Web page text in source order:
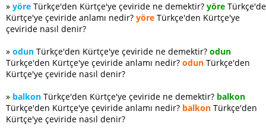
» yöre Türkçe'den Kürtçe'ye çeviride ne demektir? yöre
Kürtçe'ye çeviride anlamı nedir? yöre Türkçe'den Kürtçe'ye
çeviride nasıl denir?
» odun Türkçe'den Kürtçe'ye çeviride ne demektir? odun
Türkçe'den Kürtçe'ye çeviride anlamı nedir? odun Türkçe'den
Kürtçe'ye çeviride nasıl denir?
» balkon Türkçe'den Kürtçe'ye çeviride ne demektir? balkon
Türkçe'den Kürtçe'ye çeviride anlamı nedir? balkon Türkçe'den
Kürtçe'ye çeviride nasıl denir?